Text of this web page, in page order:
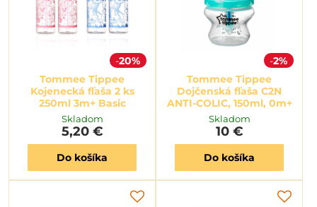
20%
Tommee Tippee
Kojenecká fľaša 2 ks
250ml 3m+ Basic
Skladom
5,20 €
Do košíka
2%
Tommee Tippee
Dojčenská fľaša C2N
ANTI-COLIC, 150ml, 0m+
Skladom
10 €
Do košíka